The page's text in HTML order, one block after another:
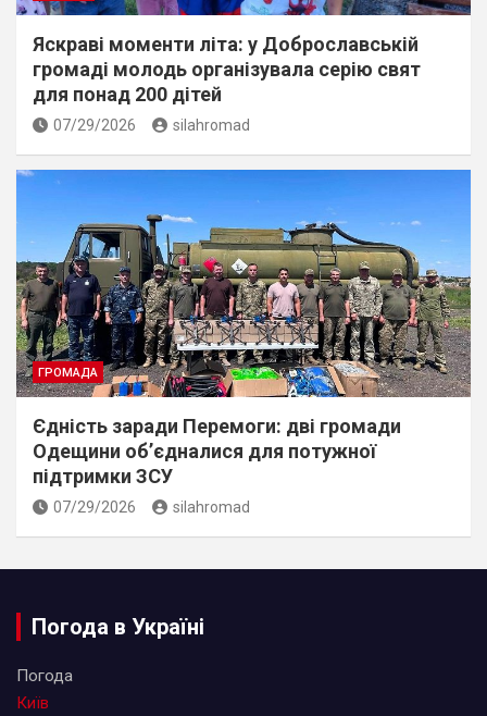
Яскраві моменти літа: у Доброславській
громаді молодь організувала серію свят
для понад 200 дітей
07/29/2026 silahromad
ГРОМАДА
Єдність заради Перемоги: дві громади
Одещини об’єдналися для потужної
підтримки ЗСУ
07/29/2026 silahromad
Погода в Україні
Погода
Київ